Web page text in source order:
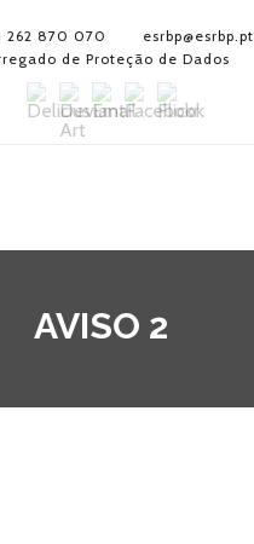
262 870 070
esrbp@esrbp.pt
de Proteção de Dados
AVISO 2